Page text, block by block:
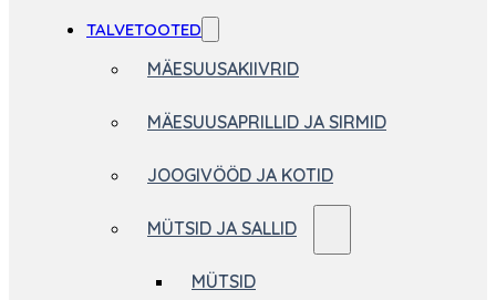
TALVETOOTED
MÄESUUSAKIIVRID
MÄESUUSAPRILLID JA SIRMID
JOOGIVÖÖD JA KOTID
MÜTSID JA SALLID
MÜTSID